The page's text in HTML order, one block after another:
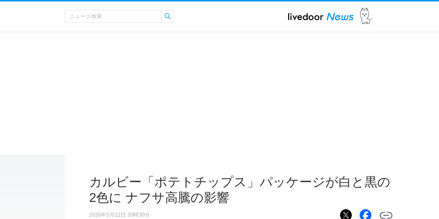
カルビー「ポテトチップス」パッケージが白と黒の
2色に ナフサ高騰の影響
2026年5月12日 20時30分